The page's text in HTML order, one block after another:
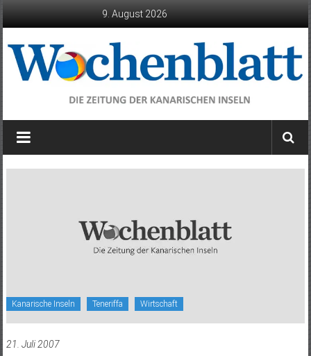
9. August 2026
Wochenblatt
die
Kanarische Inseln Teneriffa Wirtschaft
21. Juli 2007